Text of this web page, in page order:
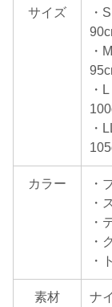
サイズ
・
・
・
・
カラー
・
・
・
・
・
素材 ナ